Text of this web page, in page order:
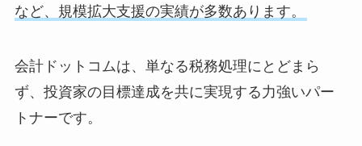
など、規模拡大支援の実績が多数あります。
会計ドットコムは、単なる税務処理にとどまら
ず、投資家の目標達成を共に実現する力強いパー
トナーです。